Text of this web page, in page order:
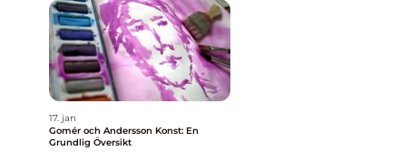
17. jan
Gomér och Andersson Konst: En
Grundlig Översikt